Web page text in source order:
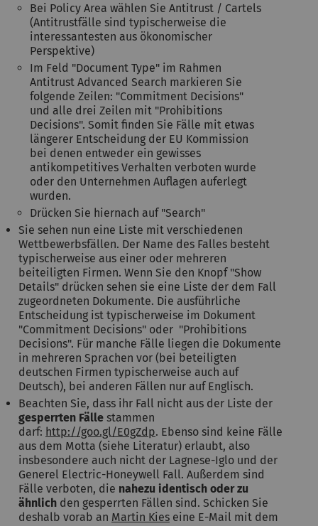
Bei Policy Area wählen Sie Antitrust / Cartels
(Antitrustfälle sind typischerweise die
interessantesten aus ökonomischer
Perspektive)
Im Feld "Document Type" im Rahmen
Antitrust Advanced Search markieren Sie
folgende Zeilen: "Commitment Decisions"
und alle drei Zeilen mit "Prohibitions
Decisions". Somit finden Sie Fälle mit etwas
längerer Entscheidung der EU Kommission
bei denen entweder ein gewisses
antikompetitives Verhalten verboten wurde
oder den Unternehmen Auflagen auferlegt
wurden.
Drücken Sie hiernach auf "Search"
Sie sehen nun eine Liste mit verschiedenen
Wettbewerbsfällen. Der Name des Falles besteht
typischerweise aus einer oder mehreren
beiteiligten Firmen. Wenn Sie den Knopf "Show
Details" drücken sehen sie eine Liste der dem Fall
zugeordneten Dokumente. Die ausführliche
Entscheidung ist typischerweise im Dokument
"Commitment Decisions" oder "Prohibitions
Decisions". Für manche Fälle liegen die Dokumente
in mehreren Sprachen vor (bei beteiligten
deutschen Firmen typischerweise auch auf
Deutsch), bei anderen Fällen nur auf Englisch.
Beachten Sie, dass ihr Fall nicht aus der Liste der
gesperrten Fälle stammen
darf: http://goo.gl/E0gZdp. Ebenso sind keine Fälle
aus dem Motta (siehe Literatur) erlaubt, also
insbesondere auch nicht der Lagnese-Iglo und der
Generel Electric-Honeywell Fall. Außerdem sind
Fälle verboten, die nahezu identisch oder zu
ähnlich den gesperrten Fällen sind. Schicken Sie
deshalb vorab an Martin Kies eine E-Mail mit dem